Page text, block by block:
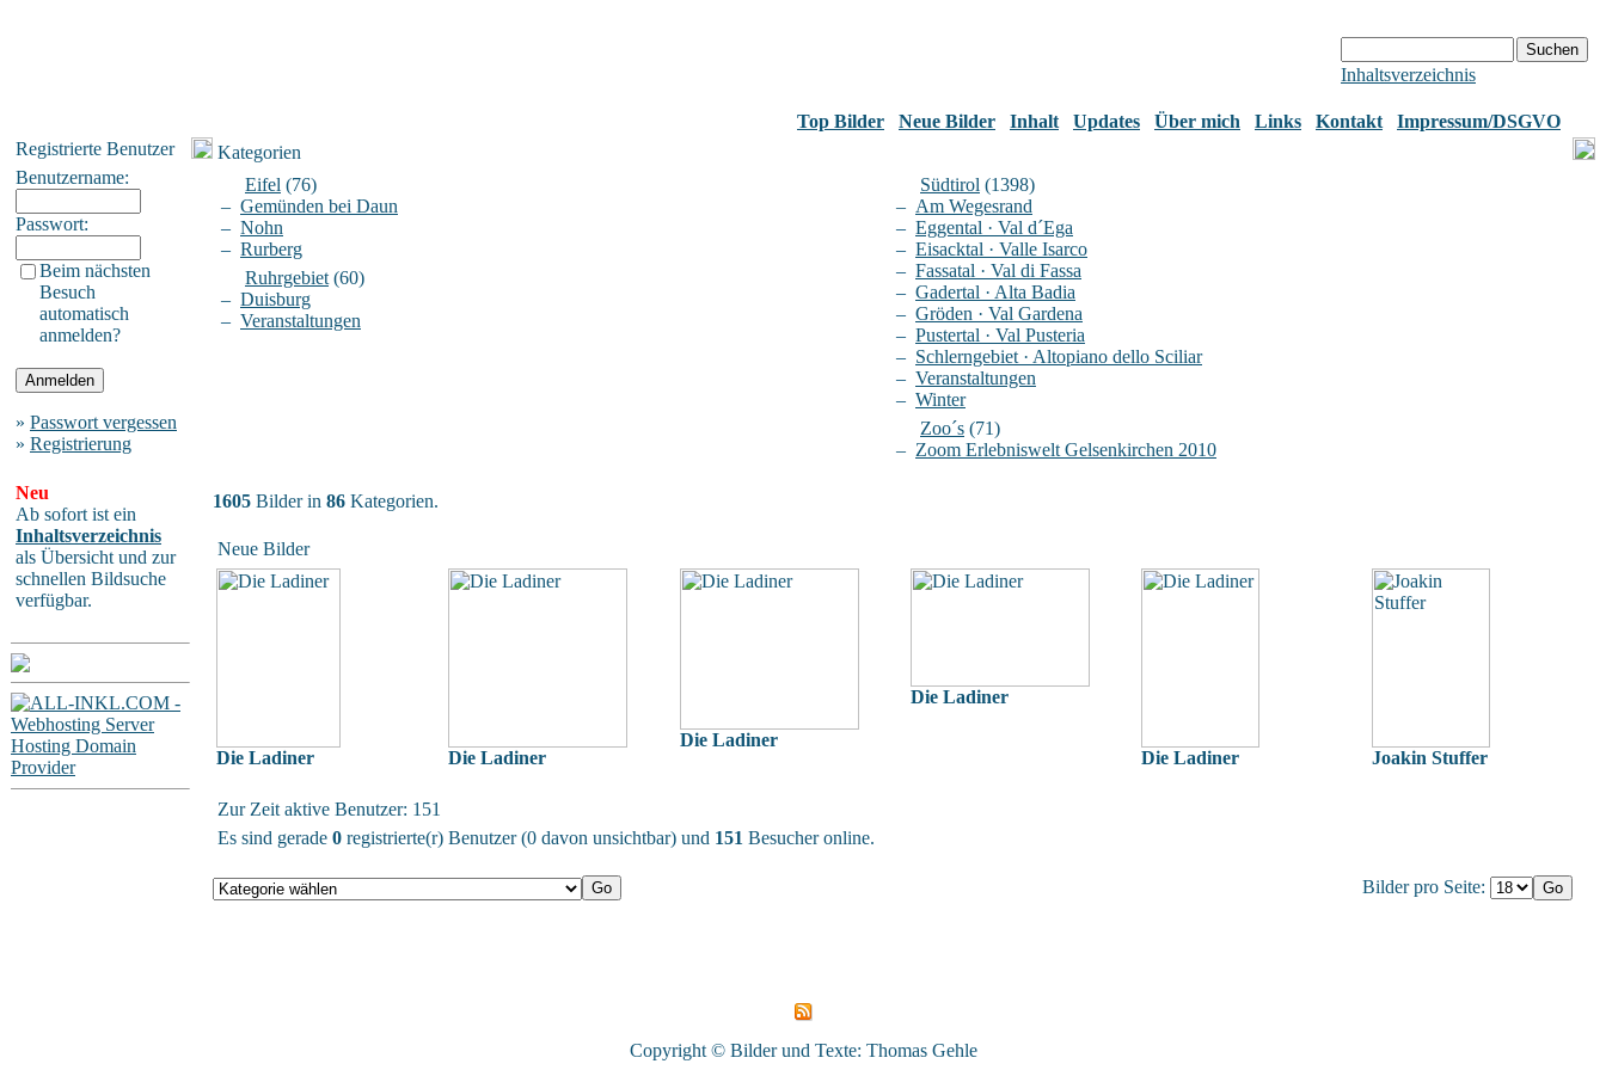
Inhaltsverzeichnis
Top Bilder Neue Bilder Inhalt Updates Über mich Links Kontakt
Impressum/DSGVO
Registrierte Benutzer
Benutzername:
Passwort:
Beim nächsten
Besuch
automatisch
anmelden?
» Passwort vergessen
» Registrierung
Neu
Ab sofort ist ein
Inhaltsverzeichnis
als Übersicht und zur
schnellen Bildsuche
verfügbar.
Kategorien
Eifel (76)
– Gemünden bei Daun
– Nohn
– Rurberg
Ruhrgebiet (60)
– Duisburg
– Veranstaltungen
Südtirol (1398)
– Am Wegesrand
– Eggental · Val d´Ega
– Eisacktal · Valle Isarco
– Fassatal · Val di Fassa
– Gadertal · Alta Badia
– Gröden · Val Gardena
– Pustertal · Val Pusteria
– Schlerngebiet · Altopiano dello Sciliar
– Veranstaltungen
– Winter
Zoo´s (71)
– Zoom Erlebniswelt Gelsenkirchen 2010
1605 Bilder in 86 Kategorien.
Neue Bilder
Die Ladiner Die Ladiner
Die Ladiner
Die Ladiner
Die Ladiner Joakin Stuffer
Zur Zeit aktive Benutzer: 151
Es sind gerade 0 registrierte(r) Benutzer (0 davon unsichtbar) und 151 Besucher online.
Bilder pro Seite:
Copyright © Bilder und Texte: Thomas Gehle